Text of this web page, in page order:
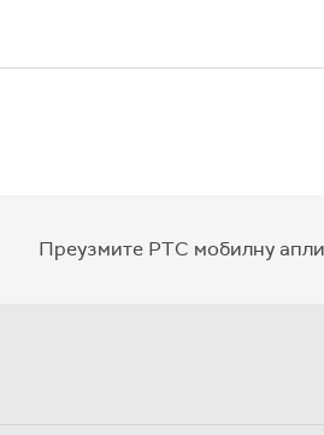
Преузмите РТС мобилну